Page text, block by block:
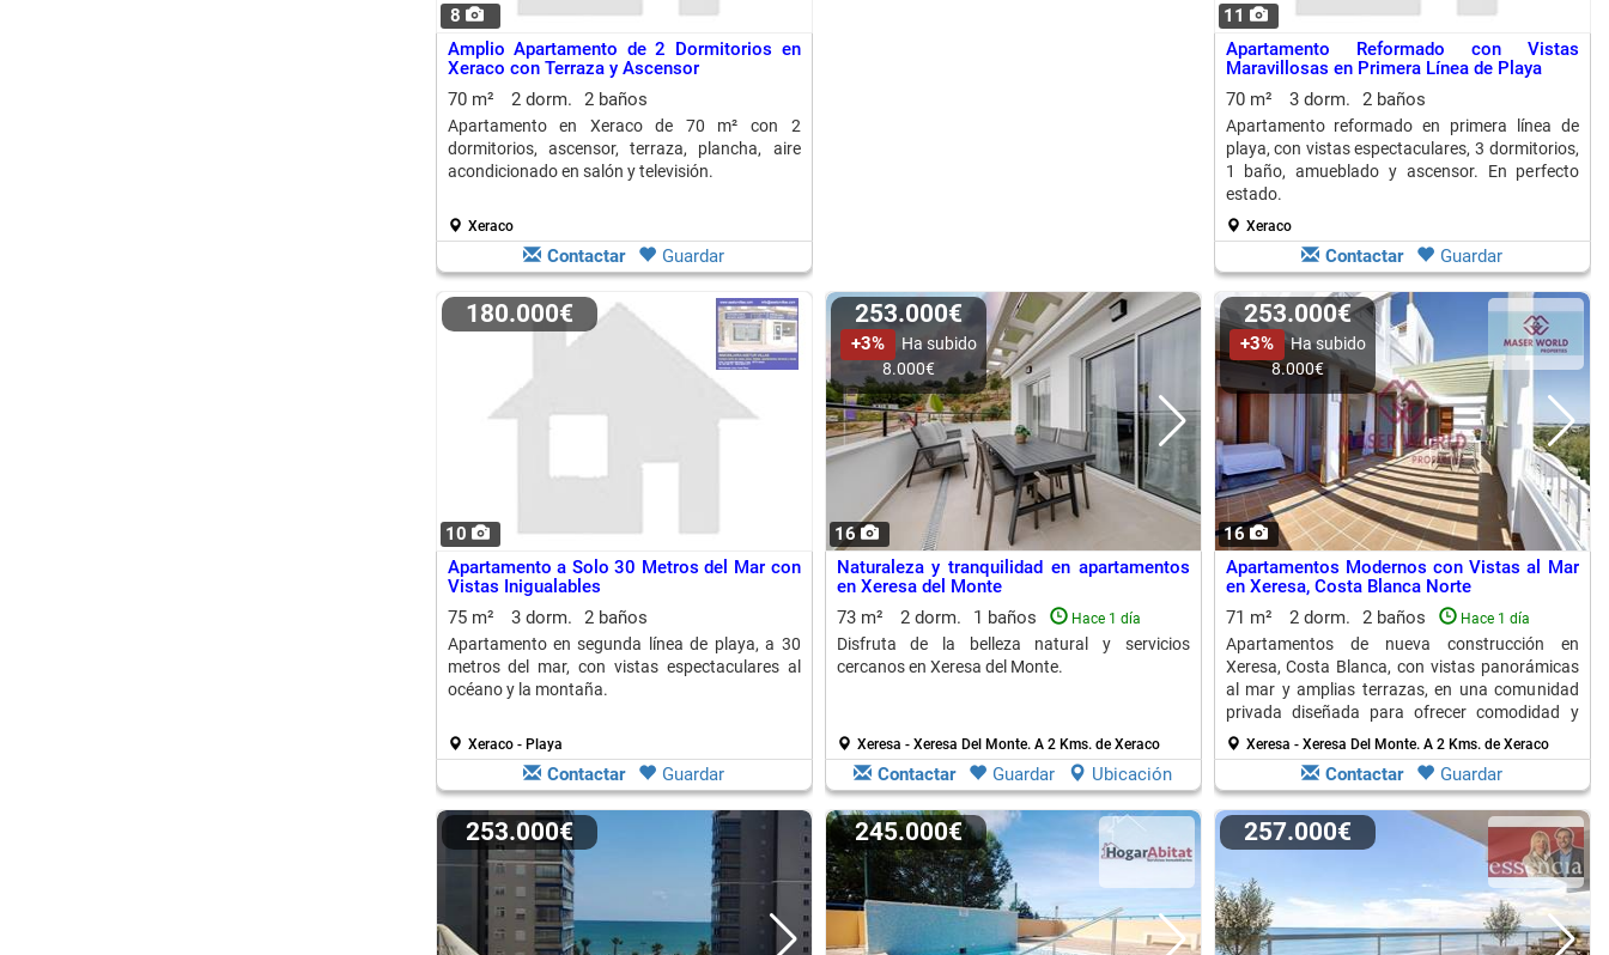
8
Amplio Apartamento de 2 Dormitorios en
Xeraco con Terraza y Ascensor
70 m²
2 dorm. 2 baños
Apartamento en Xeraco de 70 m² con 2
dormitorios, ascensor, terraza, plancha, aire
acondicionado en salón y televisión.
Xeraco
Contactar Guardar
11
Apartamento Reformado con Vistas
Maravillosas en Primera Línea de Playa
70 m²
3 dorm. 2 baños
Apartamento reformado en primera línea de
playa, con vistas espectaculares, 3 dormitorios,
1 baño, amueblado y ascensor. En perfecto
estado.
Xeraco
Contactar Guardar
10
180.000€
Apartamento a Solo 30 Metros del Mar con
Vistas Inigualables
75 m²
3 dorm. 2 baños
Apartamento en segunda línea de playa, a 30
metros del mar, con vistas espectaculares al
océano y la montaña.
Xeraco - Playa
Contactar Guardar
16
253.000€
+3%
Ha subido
8.000€
Naturaleza y tranquilidad en apartamentos
en Xeresa del Monte
73 m²
2 dorm. 1 baños Hace 1 día
Disfruta de la belleza natural y servicios
cercanos en Xeresa del Monte.
Xeresa - Xeresa Del Monte. A 2 Kms. de Xeraco
Contactar Guardar Ubicación
16
253.000€
+3%
Ha subido
8.000€
Apartamentos Modernos con Vistas al Mar
en Xeresa, Costa Blanca Norte
71 m²
2 dorm. 2 baños Hace 1 día
Apartamentos de nueva construcción en
Xeresa, Costa Blanca, con vistas panorámicas
al mar y amplias terrazas, en una comunidad
privada diseñada para ofrecer comodidad y
conexión con la naturaleza.
Xeresa - Xeresa Del Monte. A 2 Kms. de Xeraco
Contactar Guardar
253.000€ 245.000€ 257.000€